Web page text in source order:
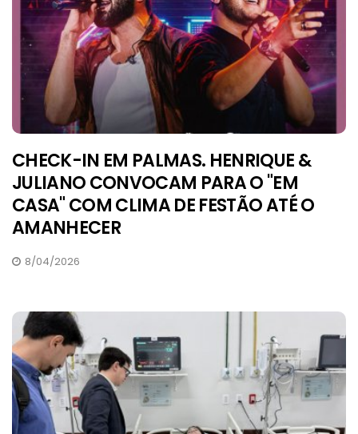
CHECK-IN EM PALMAS. HENRIQUE &
JULIANO CONVOCAM PARA O "EM
CASA" COM CLIMA DE FESTÃO ATÉ O
AMANHECER
8/04/2026